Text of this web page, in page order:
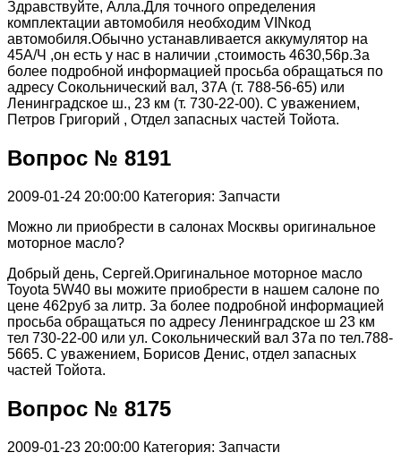
Здравствуйте, Алла.Для точного определения
комплектации автомобиля необходим VINкод
автомобиля.Обычно устанавливается аккумулятор на
45А/Ч ,он есть у нас в наличии ,стоимость 4630,56р.За
более подробной информацией просьба обращаться по
адресу Сокольнический вал, 37А (т. 788-56-65) или
Ленинградское ш., 23 км (т. 730-22-00). С уважением,
Петров Григорий , Отдел запасных частей Тойота.
Вопрос № 8191
2009-01-24 20:00:00 Категория: Запчасти
Можно ли приобрести в салонах Москвы оригинальное
моторное масло?
Добрый день, Сергей.Оригинальное моторное масло
Toyota 5W40 вы можите приобрести в нашем салоне по
цене 462руб за литр. За более подробной информацией
просьба обращаться по адресу Ленинградское ш 23 км
тел 730-22-00 или ул. Сокольнический вал 37а по тел.788-
5665. С уважением, Борисов Денис, отдел запасных
частей Тойота.
Вопрос № 8175
2009-01-23 20:00:00 Категория: Запчасти